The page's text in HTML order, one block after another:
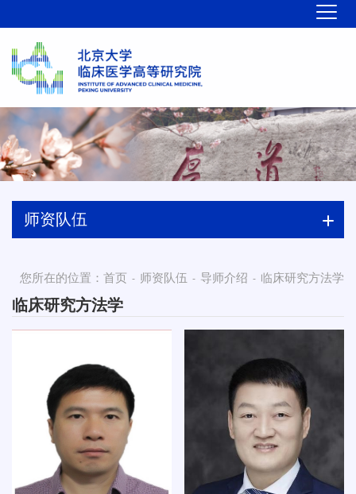
师资队伍
您所在的位置： 首页 - 师资队伍 - 导师介绍 - 临床研究方法学
临床研究方法学